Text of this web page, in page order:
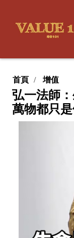
首頁 增值
弘一法師
萬物都只